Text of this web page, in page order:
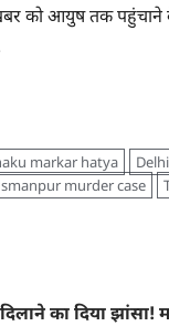
खबर को आयुष तक
markar hatya
murder case
का दिया झांसा!